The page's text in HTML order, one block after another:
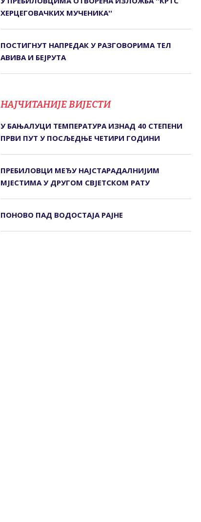
ХЕРЦЕГОВАЧКИХ МУЧЕНИКА''
ПОСТИГНУТ НАПРЕДАК У РАЗГОВОРИМА ТЕЛ
АВИВА И БЕЈРУТА
НАЈЧИТАНИЈЕ ВИЈЕСТИ
У БАЊАЛУЦИ ТЕМПЕРАТУРА ИЗНАД 40 СТЕПЕНИ
ПРВИ ПУТ У ПОСЉЕДЊЕ ЧЕТИРИ ГОДИНИ
ПРЕБИЛОВЦИ МЕЂУ НАЈСTАРАДАЛНИЈИМ
МЈЕСTИМА У ДРУГОМ СВЈЕTСКОМ РАTУ
ПОНОВО ПАД ВОДОСТАЈА РАЈНЕ